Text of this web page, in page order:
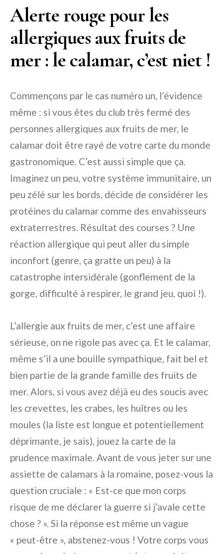
Alerte rouge pour les
allergiques aux fruits de
mer : le calamar, c’est niet !
Commençons par le cas numéro un, l’évidence
même : si vous êtes du club très fermé des
personnes allergiques aux fruits de mer, le
calamar doit être rayé de votre carte du monde
gastronomique. C’est aussi simple que ça.
Imaginez un peu, votre système immunitaire, un
peu zélé sur les bords, décide de considérer les
protéines du calamar comme des envahisseurs
extraterrestres. Résultat des courses ? Une
réaction allergique qui peut aller du simple
inconfort (genre, ça gratte un peu) à la
catastrophe intersidérale (gonflement de la
gorge, difficulté à respirer, le grand jeu, quoi !).
L’allergie aux fruits de mer, c’est une affaire
sérieuse, on ne rigole pas avec ça. Et le calamar,
même s’il a une bouille sympathique, fait bel et
bien partie de la grande famille des fruits de
mer. Alors, si vous avez déjà eu des soucis avec
les crevettes, les crabes, les huîtres ou les
moules (la liste est longue et potentiellement
déprimante, je sais), jouez la carte de la
prudence maximale. Avant de vous jeter sur une
assiette de calamars à la romaine, posez-vous la
question cruciale : « Est-ce que mon corps
risque de me déclarer la guerre si j’avale cette
chose ? ». Si la réponse est même un vague
« peut-être », abstenez-vous ! Votre corps vous